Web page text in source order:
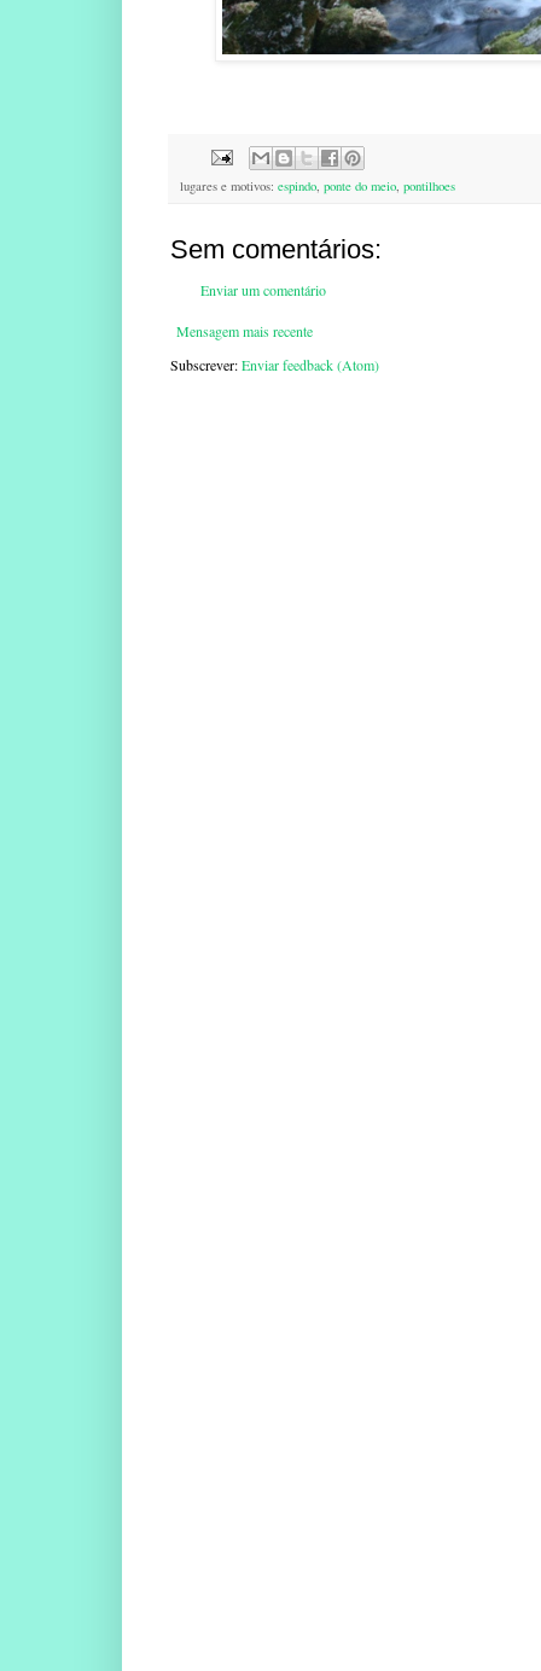
lugares e motivos: espindo, ponte do meio, pontilhoes
Sem comentários:
Enviar um comentário
Mensagem mais recente
Subscrever:Enviar feedback (Atom)